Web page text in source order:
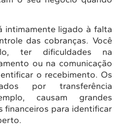
intimamente ligado à falta
das cobranças. Você
ter dificuldades na
ou na comunicação
o recebimento. Os
por transferência
causam grandes
financeiros para identificar